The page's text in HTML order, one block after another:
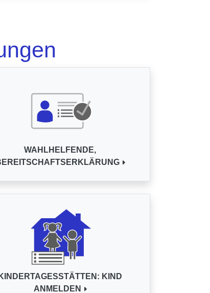
WAHLHELFENDE,
KINDERTAGESSTÄTTEN: KIND
ANMELDEN